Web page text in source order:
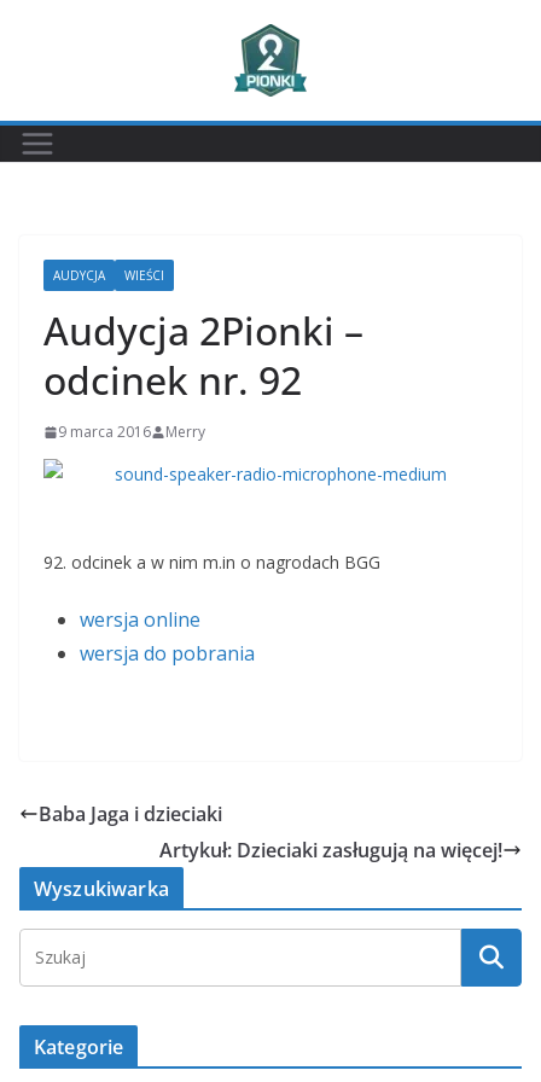
AUDYCJA WIEŚCI
Audycja 2Pionki –
odcinek nr. 92
9 marca 2016 Merry
92. odcinek a w nim m.in o nagrodach BGG
wersja online
wersja do pobrania
Baba Jaga i dzieciaki
Artykuł: Dzieciaki zasługują na więcej!
Wyszukiwarka
Kategorie